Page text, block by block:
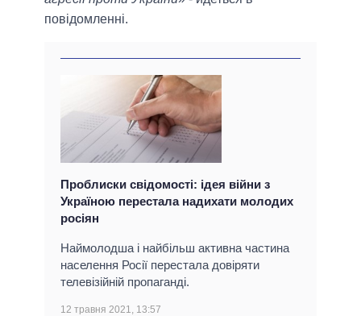
повідомленні.
Проблиски свідомості: ідея війни з
Україною перестала надихати молодих
росіян
Наймолодша і найбільш активна частина
населення Росії перестала довіряти
телевізійній пропаганді.
12 травня 2021, 13:57